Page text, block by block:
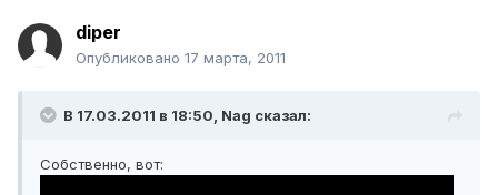
diper
Опубликовано 17 марта, 2011
В 17.03.2011 в 18:50, Nag сказал:
Собственно, вот: